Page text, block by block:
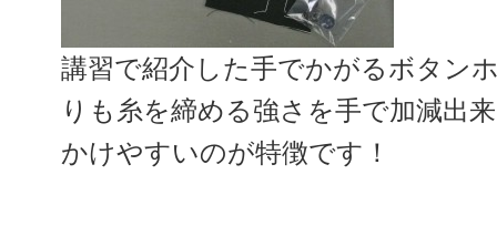
講習で紹介した手でかがるボタン
りも糸を締める強さを手で加減出
かけやすいのが特徴です！